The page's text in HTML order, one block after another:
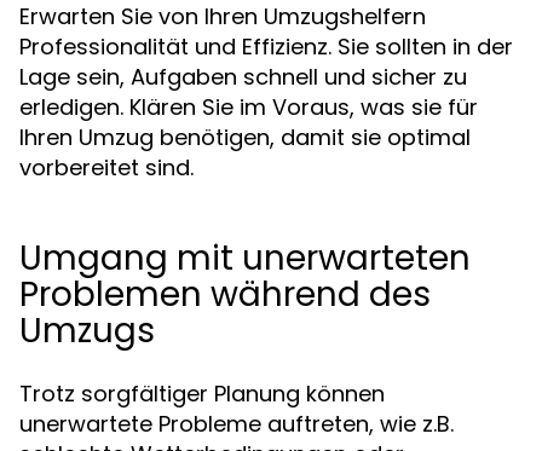
Erwarten Sie von Ihren Umzugshelfern
Professionalität und Effizienz. Sie sollten in der
Lage sein, Aufgaben schnell und sicher zu
erledigen. Klären Sie im Voraus, was sie für
Ihren Umzug benötigen, damit sie optimal
vorbereitet sind.
Umgang mit unerwarteten
Problemen während des
Umzugs
Trotz sorgfältiger Planung können
unerwartete Probleme auftreten, wie z.B.